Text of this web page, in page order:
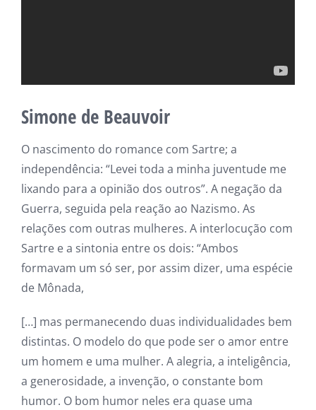
Simone de Beauvoir
O nascimento do romance com Sartre; a
independência: “Levei toda a minha juventude me
lixando para a opinião dos outros”. A negação da
Guerra, seguida pela reação ao Nazismo. As
relações com outras mulheres. A interlocução com
Sartre e a sintonia entre os dois: “Ambos
formavam um só ser, por assim dizer, uma espécie
de Mônada,
[…] mas permanecendo duas individualidades bem
distintas. O modelo do que pode ser o amor entre
um homem e uma mulher. A alegria, a inteligência,
a generosidade, a invenção, o constante bom
humor. O bom humor neles era quase uma